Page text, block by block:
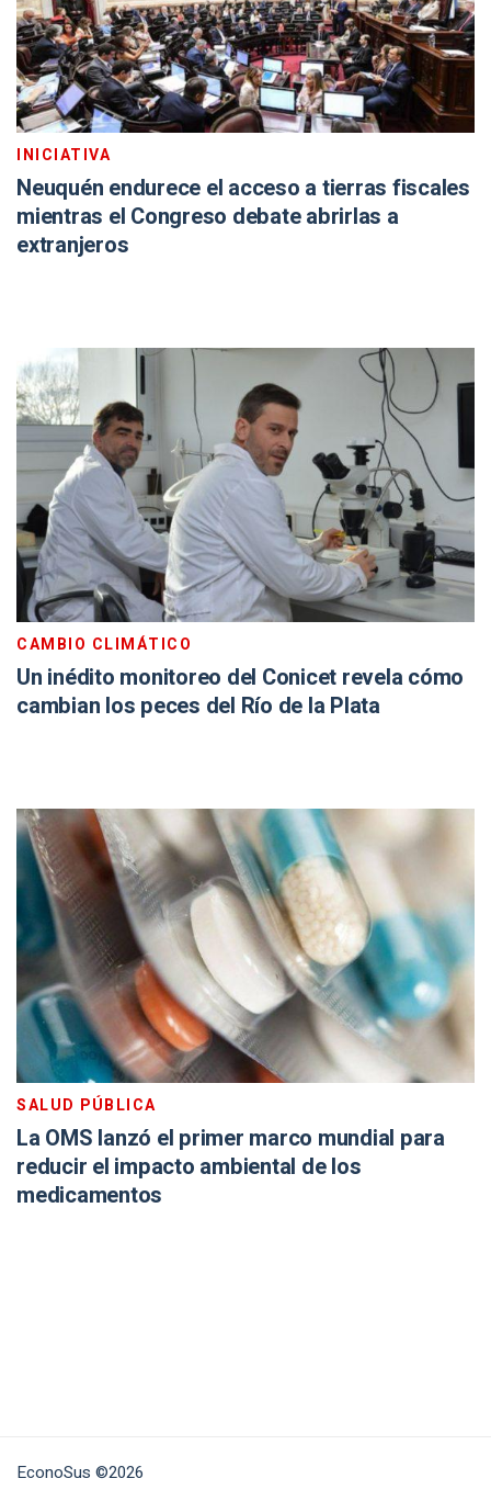
INICIATIVA
Neuquén endurece el acceso a tierras fiscales
mientras el Congreso debate abrirlas a
extranjeros
CAMBIO CLIMÁTICO
Un inédito monitoreo del Conicet revela cómo
cambian los peces del Río de la Plata
SALUD PÚBLICA
La OMS lanzó el primer marco mundial para
reducir el impacto ambiental de los
medicamentos
EconoSus ©2026